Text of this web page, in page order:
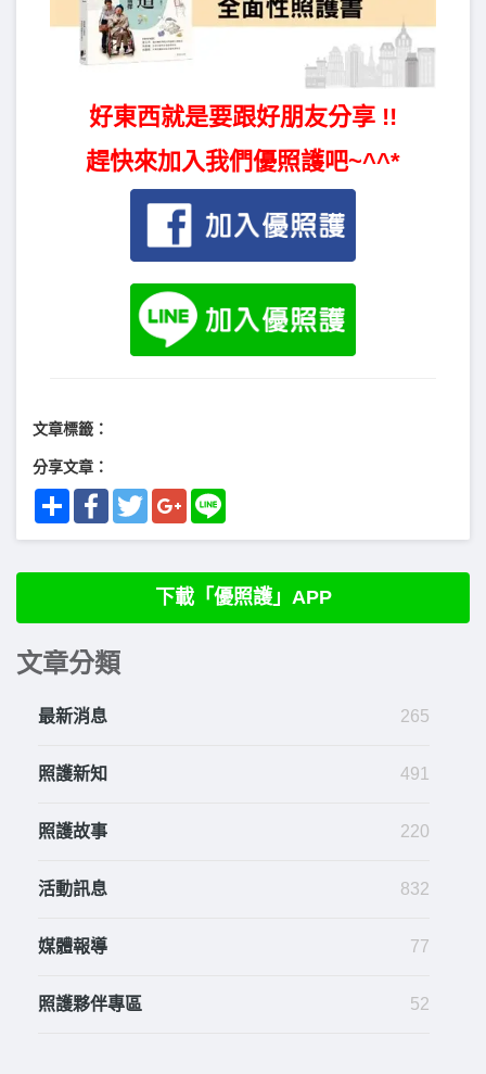
好東西就是要跟好朋友分享 !!
趕快來加入我們優照護吧~^^*
文章標籤：
分享文章：
Share FacebookTwitterGoogle+
下載「優照護」APP
文章分類
最新消息 265
照護新知 491
照護故事 220
活動訊息 832
媒體報導 77
照護夥伴專區 52